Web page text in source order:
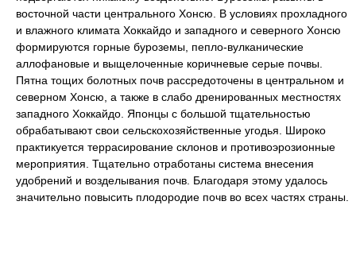
восточной части центрального Хонсю. В условиях прохладного
и влажного климата Хоккайдо и западного и северного Хонсю
формируются горные буроземы, пепло-вулканические
аллофановые и выщелоченные коричневые серые почвы.
Пятна тощих болотных почв рассредоточены в центральном и
северном Хонсю, а также в слабо дренированных местностях
западного Хоккайдо. Японцы с большой тщательностью
обрабатывают свои сельскохозяйственные угодья. Широко
практикуется террасирование склонов и противоэрозионные
мероприятия. Тщательно отработаны система внесения
удобрений и возделывания почв. Благодаря этому удалось
значительно повысить плодородие почв во всех частях страны.